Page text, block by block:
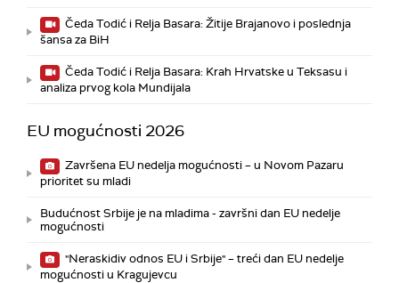
Čeda Todić i Relja Basara: Žitije Brajanovo i poslednja
šansa za BiH
Čeda Todić i Relja Basara: Krah Hrvatske u Teksasu i
analiza prvog kola Mundijala
EU mogućnosti 2026
Završena EU nedelja mogućnosti – u Novom Pazaru
prioritet su mladi
Budućnost Srbije je na mladima - završni dan EU nedelje
mogućnosti
"Neraskidiv odnos EU i Srbije" – treći dan EU nedelje
mogućnosti u Kragujevcu